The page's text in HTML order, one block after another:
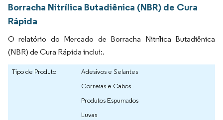
Borracha Nitrílica Butadiênica (NBR) de Cura
Rápida
O relatório do Mercado de Borracha Nitrílica Butadiênica
(NBR) de Cura Rápida inclui:.
Tipo de Produto
Adesivos e Selantes
Correias e Cabos
Produtos Espumados
Luvas